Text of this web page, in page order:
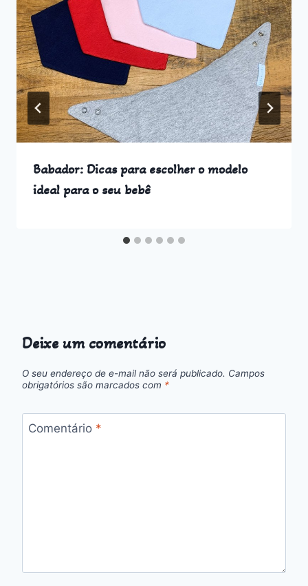
Babador: Dicas para escolher o modelo
ideal para o seu bebê
Deixe um comentário
O seu endereço de e-mail não será publicado. Campos
obrigatórios são marcados com *
Comentário *